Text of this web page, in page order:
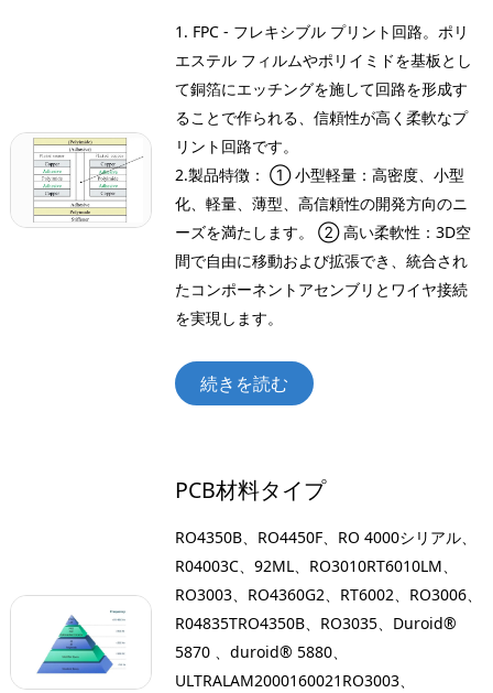
1. FPC - フレキシブル プリント回路。ポリ
エステル フィルムやポリイミドを基板とし
て銅箔にエッチングを施して回路を形成す
ることで作られる、信頼性が高く柔軟なプ
リント回路です。
2.製品特徴： ① 小型軽量：高密度、小型
化、軽量、薄型、高信頼性の開発方向のニ
ーズを満たします。 ② 高い柔軟性：3D空
間で自由に移動および拡張でき、統合され
たコンポーネントアセンブリとワイヤ接続
を実現します。
続きを読む
PCB材料タイプ
RO4350B、RO4450F、RO 4000シリアル、
R04003C、92ML、RO3010RT6010LM、
RO3003、RO4360G2、RT6002、RO3006、
R04835TRO4350B、RO3035、Duroid®
5870 、duroid® 5880、
ULTRALAM2000160021RO3003、